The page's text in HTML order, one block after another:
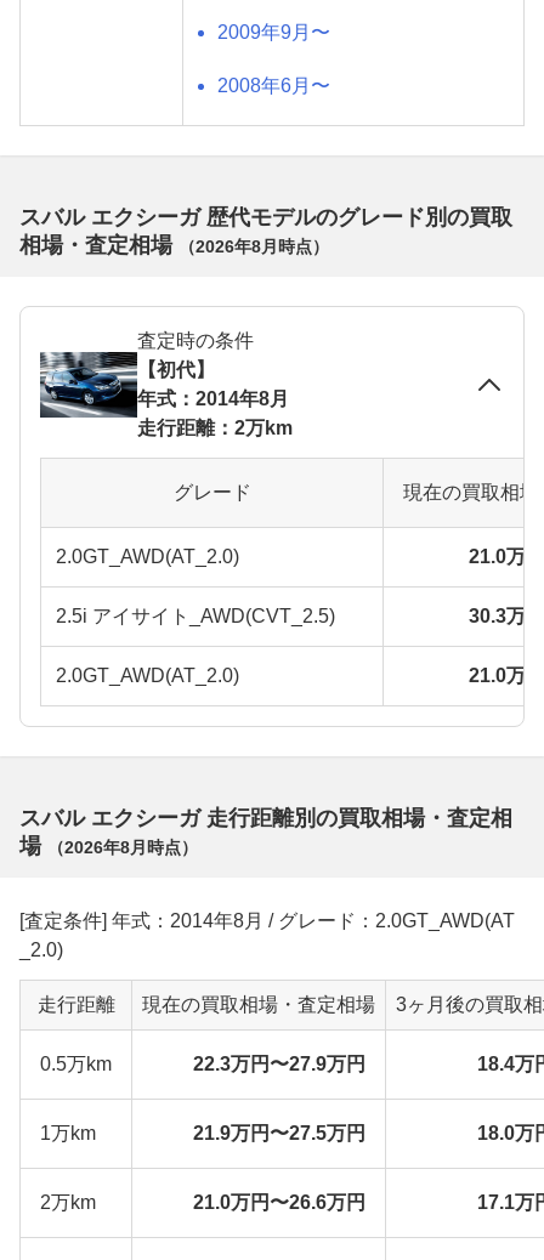
2009年9月〜
2008年6月〜
スバル エクシーガ 歴代モデルのグレード別の買取
相場・査定相場
（2026年8月 時点）
査定時の条件
【初代】
年式：2014年8月
走行距離：2万km
グレード 現在の買取相
2.0GT_AWD(AT_2.0) 21.0万
2.5i アイサイト_AWD(CVT_2.5) 30.3万
2.0GT_AWD(AT_2.0) 21.0万
スバル エクシーガ 走行距離別の買取相場・査定相
場
（2026年8月 時点）
[査定条件] 年式：2014年8月 / グレード：2.0GT_AWD(AT
_2.0)
走行距離 現在の買取相場・査定相場 3ヶ月後の買取
0.5万km 22.3万円〜27.9万円 18.4万
1万km 21.9万円〜27.5万円 18.0万
2万km 21.0万円〜26.6万円 17.1万